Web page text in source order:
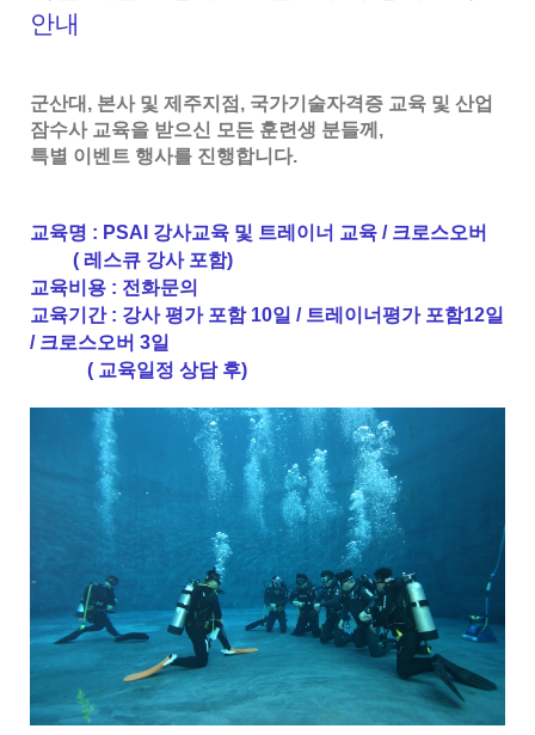
안내
군산대, 본사 및 제주지점, 국가기술자격증 교육 및 산업
잠수사 교육을 받으신 모든 훈련생 분들께,
특별 이벤트 행사를 진행합니다.
교육명 : PSAI 강사교육 및 트레이너 교육 / 크로스오버
( 레스큐 강사 포함)
교육비용 : 전화문의
교육기간 : 강사 평가 포함 10일 / 트레이너평가 포함12일
/ 크로스오버 3일
( 교육일정 상담 후)